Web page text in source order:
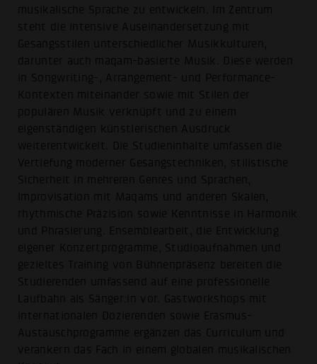
musikalische Sprache zu entwickeln. Im Zentrum
steht die intensive Auseinandersetzung mit
Gesangsstilen unterschiedlicher Musikkulturen,
darunter auch maqam-basierte Musik. Diese werden
in Songwriting-, Arrangement- und Performance-
Kontexten miteinander sowie mit Stilen der
populären Musik verknüpft und zu einem
eigenständigen künstlerischen Ausdruck
weiterentwickelt. Die Studieninhalte umfassen die
Vertiefung moderner Gesangstechniken, stilistische
Sicherheit in mehreren Genres und Sprachen,
Improvisation mit Maqams und anderen Skalen,
rhythmische Präzision sowie Kenntnisse in Harmonik
und Phrasierung. Ensemblearbeit, die Entwicklung
eigener Konzertprogramme, Studioaufnahmen und
gezieltes Training von Bühnenpräsenz bereiten die
Studierenden umfassend auf eine professionelle
Laufbahn als Sänger:in vor. Gastworkshops mit
internationalen Dozierenden sowie Erasmus-
Austauschprogramme ergänzen das Curriculum und
verankern das Fach in einem globalen musikalischen